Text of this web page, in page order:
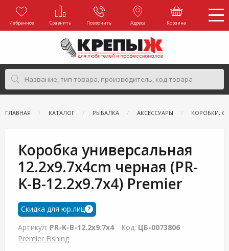
Избранное Сравнить Позвонить Адреса Корзина
ГЛАВНАЯ КАТАЛОГ РЫБАЛКА АКСЕССУАРЫ КОРОБКИ,
Коробка универсальная
12.2x9.7x4cm черная (PR-
K-B-12.2x9.7x4) Premier
Скидка для юр.лиц ?
Артикул: PR-K-B-12.2x9.7x4 Код: ЦБ-0073806
Premier Fishing